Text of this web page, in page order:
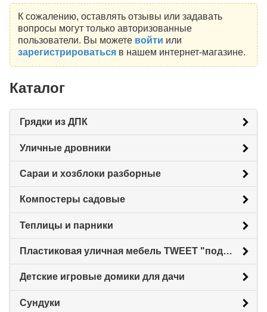
К сожалению, оставлять отзывы или задавать
вопросы могут только авторизованные
пользователи. Вы можете войти или
зарегистрироватьсяв нашем интернет-магазине.
Каталог
Грядки из ДПК
Уличные дровники
Сараи и хозблоки разборные
Компостеры садовые
Теплицы и парники
Пластиковая уличная мебель TWEET "под ротанг"
Детские игровые домики для дачи
Сундуки